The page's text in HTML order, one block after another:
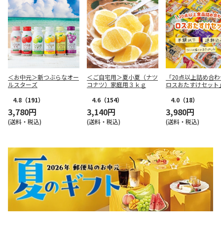
＜お中元＞新つぶらなオー
ルスターズ
4.8 （191）
3,780円
(送料・税込)
＜ご自宅用＞夏小夏（ナツ
コナツ）家庭用３ｋｇ
4.6 （154）
3,140円
(送料・税込)
「20点以上詰め合
ロスおたすけセット
4.0 （18）
3,980円
(送料・税込)